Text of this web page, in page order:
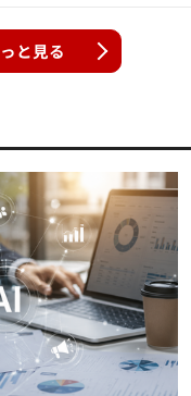
と見る